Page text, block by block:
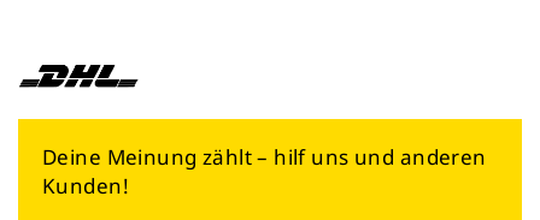
Deine Meinung zählt – hilf uns und anderen
Kunden!